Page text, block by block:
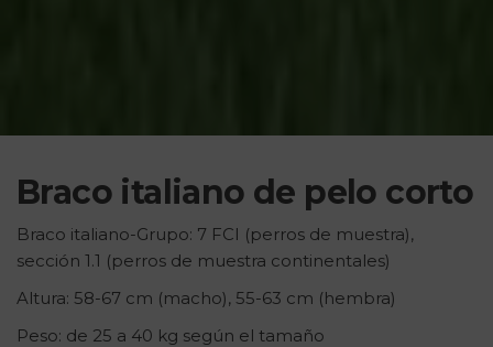
Braco italiano de pelo corto
Braco italiano-Grupo: 7 FCI (perros de muestra),
sección 1.1 (perros de muestra continentales)
Altura: 58-67 cm (macho), 55-63 cm (hembra)
Peso: de 25 a 40 kg según el tamaño